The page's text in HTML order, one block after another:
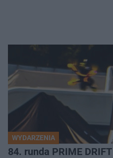
WYDARZENIA
84. runda PRIME